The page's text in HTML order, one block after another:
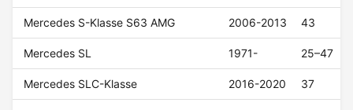
Mercedes S-Klasse S63 AMG 2006-2013 43
Mercedes SL 1971- 25–47
Mercedes SLC-Klasse 2016-2020 37